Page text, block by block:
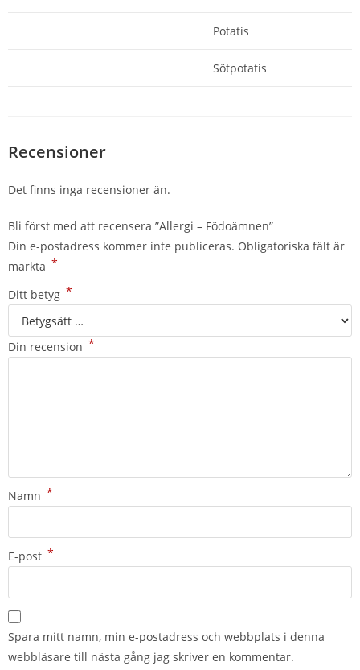
Potatis
Sötpotatis
Recensioner
Det finns inga recensioner än.
Bli först med att recensera ”Allergi – Födoämnen”
Din e-postadress kommer inte publiceras. Obligatoriska fält är
märkta *
Ditt betyg *
Din recension *
Namn *
E-post *
Spara mitt namn, min e-postadress och webbplats i denna
webbläsare till nästa gång jag skriver en kommentar.